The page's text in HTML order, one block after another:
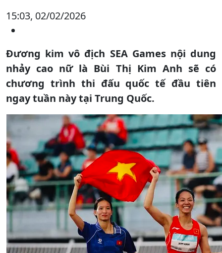
15:03, 02/02/2026
Đương kim vô địch SEA Games nội dung
nhảy cao nữ là Bùi Thị Kim Anh sẽ có
chương trình thi đấu quốc tế đầu tiên
ngay tuần này tại Trung Quốc.